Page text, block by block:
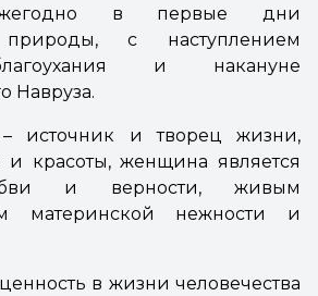
в первые дни
с наступлением
и накануне
Навруза.
источник и творец жизни,
и красоты, женщина является
и верности, живым
материнской нежности и
в жизни человечества